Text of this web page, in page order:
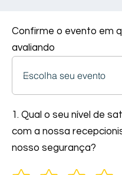
Confirme o evento em
avaliando
1. Qual o seu nível de
com a nossa
nosso segurança?